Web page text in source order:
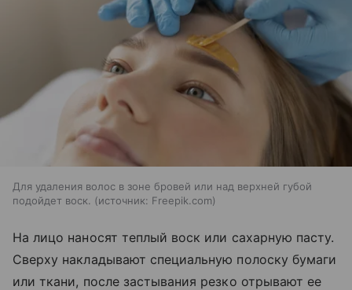
Для удаления волос в зоне бровей или над верхней губой
подойдет воск.
источник: Freepik.com
На лицо наносят теплый воск или сахарную пасту.
Сверху накладывают специальную полоску бумаги
или ткани, после застывания резко отрывают ее